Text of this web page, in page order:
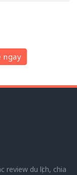
ngay
review du lịch, chia